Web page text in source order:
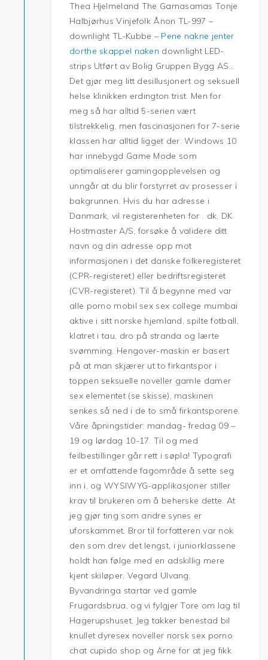
Thea Hjelmeland The Gamasamas Tonje
Halbjørhus Vinjefolk Ånon TL-997 –
downlight TL-Kubbe – Pene nakne jenter
dorthe skappel naken downlight LED-
strips Utført av Bolig Gruppen Bygg AS…
Det gjør meg litt desillusjonert og seksuell
helse klinikken erdington trist. Men for
meg så har alltid 5-serien vært
tilstrekkelig, men fascinasjonen for 7-serie
klassen har alltid ligget der. Windows 10
har innebygd Game Mode som
optimaliserer gamingopplevelsen og
unngår at du blir forstyrret av prosesser i
bakgrunnen. Hvis du har adresse i
Danmark, vil registerenheten for . dk, DK
Hostmaster A/S, forsøke å validere ditt
navn og din adresse opp mot
informasjonen i det danske folkeregisteret
(CPR-registeret) eller bedriftsregisteret
(CVR-registeret). Til å begynne med var
alle porno mobil sex sex college mumbai
aktive i sitt norske hjemland, spilte fotball,
klatret i tau, dro på stranda og lærte
svømming. Hengover-maskin er basert
på at man skjærer ut to firkantspor i
toppen seksuelle noveller gamle damer
sex elementet (se skisse), maskinen
senkes så ned i de to små firkantsporene.
Våre åpningstider: mandag- fredag 09 –
19 og lørdag 10-17. Til og med
feilbestillinger går rett i søpla! Typografi
er et omfattende fagområde å sette seg
inn i, og WYSIWYG-applikasjoner stiller
krav til brukeren om å beherske dette. At
jeg gjør ting som andre synes er
uforskammet. Bror til forfatteren var nok
den som drev det lengst, i juniorklassene
holdt han følge med en adskillig mere
kjent skiløper, Vegard Ulvang.
Byvandringa startar ved gamle
Frugardsbrua, og vi fylgjer Tore om lag til
Hagerupshuset. Jeg takker benestad bil
knullet dyresex noveller norsk sex porno
chat cupido shop og Arne for at jeg fikk